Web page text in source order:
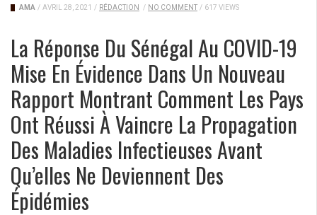
AMA / AVRIL 28, 2021 / RÉDACTION / NO COMMENT / 617 VIEWS
La Réponse Du Sénégal Au COVID-19
Mise En Évidence Dans Un Nouveau
Rapport Montrant Comment Les Pays
Ont Réussi À Vaincre La Propagation
Des Maladies Infectieuses Avant
Qu’elles Ne Deviennent Des
Épidémies